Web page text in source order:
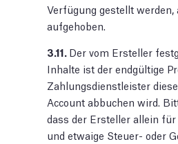
Verfügung gestellt werden,
aufgehoben.
3.11. Der vom Ersteller
Inhalte ist der endgültige
Zahlungsdienstleister
Account abbuchen wird.
dass der Ersteller allein
und etwaige Steuer- oder